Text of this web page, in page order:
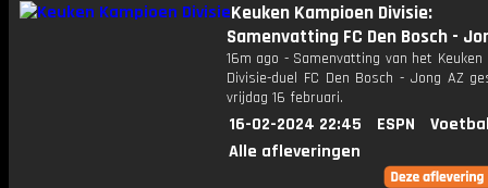
Keuken Kampioen Divisie:
Samenvatting FC Den Bosch -
16m ago - Samenvatting van het Keuken
Divisie-duel FC Den Bosch - Jong AZ
vrijdag 16 februari.
16-02-2024 22:45 ESPN
Alle afleveringen